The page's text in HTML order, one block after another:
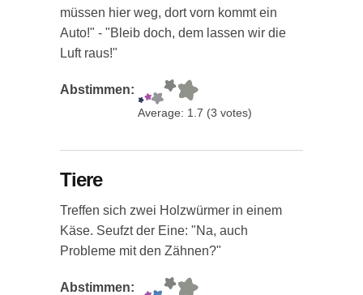
müssen hier weg, dort vorn kommt ein
Auto!" - "Bleib doch, dem lassen wir die
Luft raus!"
Abstimmen:
Average: 1.7 (3 votes)
Tiere
Treffen sich zwei Holzwürmer in einem
Käse. Seufzt der Eine: "Na, auch
Probleme mit den Zähnen?"
Abstimmen: